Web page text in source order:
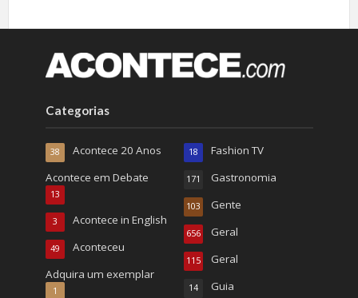
Categorias
Acontece 20 Anos
38
Acontece em Debate
13
Acontece in English
3
Aconteceu
49
Adquira um exemplar
1
Fashion TV
18
Gastronomia
171
Gente
103
Geral
656
Geral
115
Guia
14